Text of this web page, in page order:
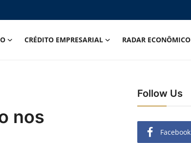
CRÉDITO EMPRESARIAL RADAR ECONÔMICO
nos
Follow Us
Facebook